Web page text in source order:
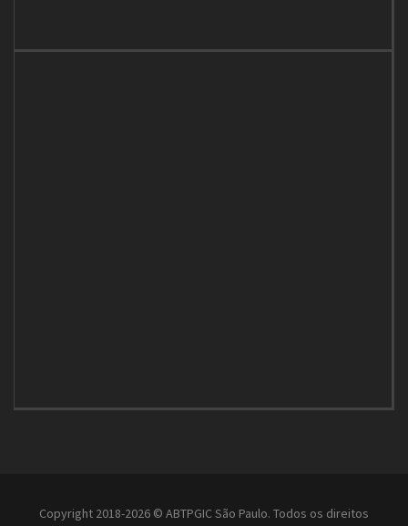
Copyright 2018-2026 © ABTPGIC São Paulo. Todos os direitos